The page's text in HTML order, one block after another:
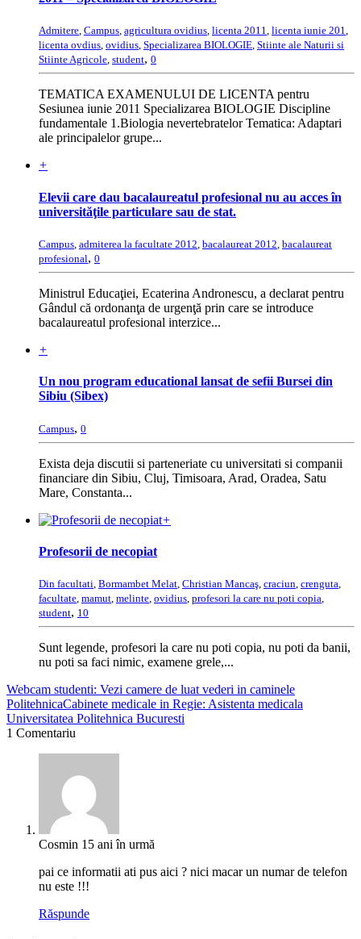
Admitere, Campus, agricultura ovidius, licenta 2011, licenta iunie 201,
licenta ovdius, ovidius, Specializarea BIOLOGIE, Stiinte ale Naturii si
Stiinte Agricole, student, 0
TEMATICA EXAMENULUI DE LICENTA pentru
Sesiunea iunie 2011 Specializarea BIOLOGIE Discipline
fundamentale 1.Biologia nevertebratelor Tematica: Adaptari
ale principalelor grupe...
+
Elevii care dau bacalaureatul profesional nu au acces în
universităţile particulare sau de stat.
Campus, admiterea la facultate 2012, bacalaureat 2012, bacalaureat
profesional, 0
Ministrul Educaţiei, Ecaterina Andronescu, a declarat pentru
Gândul că ordonanţa de urgenţă prin care se introduce
bacalaureatul profesional interzice...
+
Un nou program educational lansat de sefii Bursei din
Sibiu (Sibex)
Campus, 0
Exista deja discutii si parteneriate cu universitati si companii
financiare din Sibiu, Cluj, Timisoara, Arad, Oradea, Satu
Mare, Constanta...
+
Profesorii de necopiat
Din facultati, Bormambet Melat, Christian Mancaş, craciun, crenguta,
facultate, mamut, melinte, ovidius, profesori la care nu poti copia,
student, 10
Sunt legende, profesori la care nu poti copia, nu poti da banii,
nu poti sa faci nimic, examene grele,...
Webcam studenti: Vezi camere de luat vederi in caminele
PolitehnicaCabinete medicale in Regie: Asistenta medicala
Universitatea Politehnica Bucuresti
1 Comentariu
Cosmin 15 ani în urmă
pai ce informatii ati pus aici ? nici macar un numar de telefon
nu este !!!
Răspunde